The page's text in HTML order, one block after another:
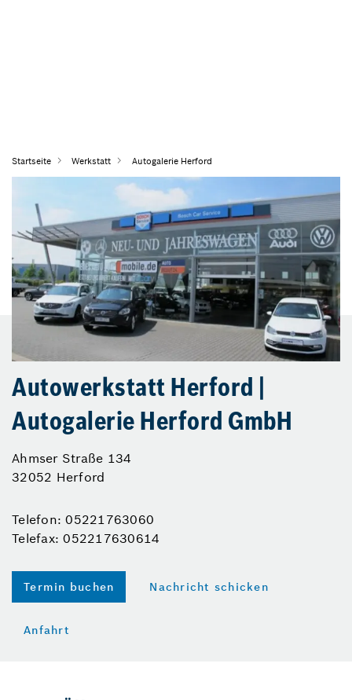
Startseite Werkstatt Autogalerie Herford
Autowerkstatt Herford |
Autogalerie Herford GmbH
Ahmser Straße 134
32052 Herford
Telefon: 05221763060
Telefax: 052217630614
Termin buchen Nachricht schicken
Anfahrt